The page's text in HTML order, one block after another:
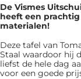
De Vismes
heeft een
materialen!
Deze tafel van
Staal waardoor hij
liefst de hele dag
voor een goede